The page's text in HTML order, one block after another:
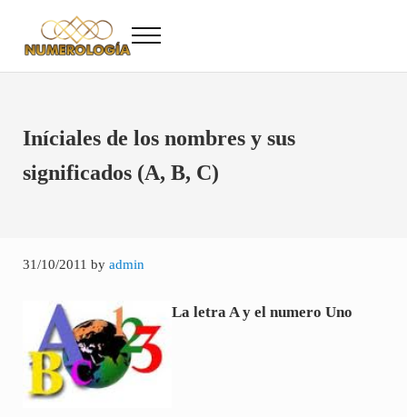
Numerología
Menu
Iníciales de los nombres y sus
significados (A, B, C)
31/10/2011 by admin
La letra A y el numero Uno